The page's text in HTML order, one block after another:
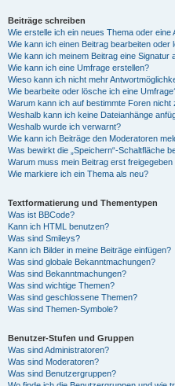
Beiträge schreiben
Wie erstelle ich ein neues Thema oder eine
Wie kann ich einen Beitrag bearbeiten oder
Wie kann ich meinem Beitrag eine Signatur
Wie kann ich eine Umfrage erstellen?
Wieso kann ich nicht mehr
Wie bearbeite oder lösche ich eine
Warum kann ich auf bestimmte Foren nicht
Weshalb kann ich keine Dateianhänge
Weshalb wurde ich verwarnt?
Wie kann ich Beiträge den Moderatoren
Was bewirkt die „Speichern“-Schaltfläche
Warum muss mein Beitrag erst freigegeben
Wie markiere ich ein Thema als neu?
Textformatierung und Thementypen
Was ist BBCode?
Kann ich HTML benutzen?
Was sind Smileys?
Kann ich Bilder in meine Beiträge einfügen?
Was sind globale Bekanntmachungen?
Was sind Bekanntmachungen?
Was sind wichtige Themen?
Was sind geschlossene Themen?
Was sind Themen-Symbole?
Benutzer-Stufen und Gruppen
Was sind Administratoren?
Was sind Moderatoren?
Was sind Benutzergruppen?